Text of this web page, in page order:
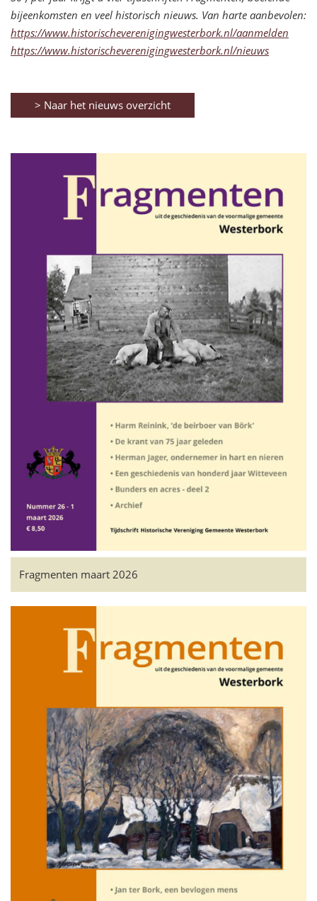
bijeenkomsten en veel historisch nieuws. Van harte aanbevolen:
https://www.historischeverenigingwesterbork.nl/aanmelden
https://www.historischeverenigingwesterbork.nl/nieuws
> Naar het nieuws overzicht
Fragmenten maart 2026